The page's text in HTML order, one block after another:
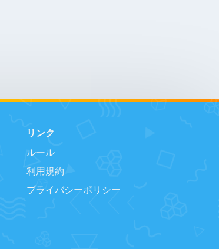
リンク
ルール
利用規約
プライバシーポリシー